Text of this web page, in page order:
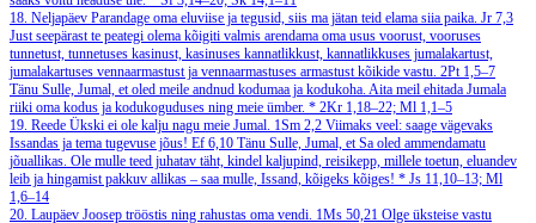
18. Neljapäev Parandage oma eluviise ja tegusid, siis ma jätan teid elama siia paika. Jr 7,3
Just seepärast te peategi olema kõigiti valmis arendama oma usus voorust, vooruses
tunnetust, tunnetuses kasinust, kasinuses kannatlikkust, kannatlikkuses jumalakartust,
jumalakartuses vennaarmastust ja vennaarmastuses armastust kõikide vastu. 2Pt 1,5–7
Tänu Sulle, Jumal, et oled meile andnud kodumaa ja kodukoha. Aita meil ehitada Jumala
riiki oma kodus ja kodukoguduses ning meie ümber. * 2Kr 1,18–22; Ml 1,1–5
19. Reede Ükski ei ole kalju nagu meie Jumal. 1Sm 2,2 Viimaks veel: saage vägevaks
Issandas ja tema tugevuse jõus! Ef 6,10 Tänu Sulle, Jumal, et Sa oled ammendamatu
jõuallikas. Ole mulle teed juhatav täht, kindel kaljupind, reisikepp, millele toetun, eluandev
leib ja hingamist pakkuv allikas – saa mulle, Issand, kõigeks kõiges! * Js 11,10–13; Ml
1,6–14
20. Laupäev Joosep trööstis ning rahustas oma vendi. 1Ms 50,21 Olge üksteise vastu